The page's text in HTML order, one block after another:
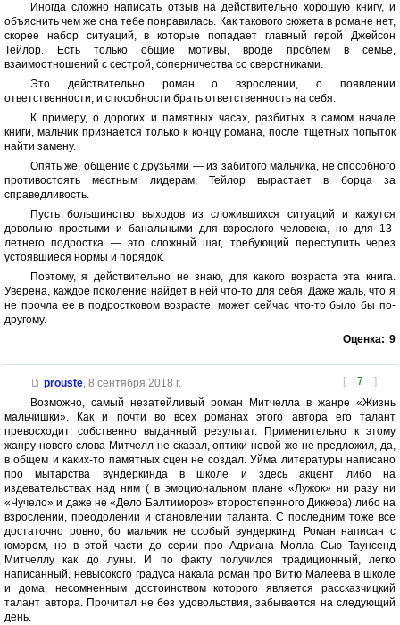
Иногда сложно написать отзыв на действительно хорошую книгу, и
объяснить чем же она тебе понравилась. Как такового сюжета в романе нет,
скорее набор ситуаций, в которые попадает главный герой Джейсон
Тейлор. Есть только общие мотивы, вроде проблем в семье,
взаимоотношений с сестрой, соперничества со сверстниками.
Это действительно роман о взрослении, о появлении
ответственности, и способности брать ответственность на себя.
К примеру, о дорогих и памятных часах, разбитых в самом начале
книги, мальчик признается только к концу романа, после тщетных попыток
найти замену.
Опять же, общение с друзьями — из забитого мальчика, не способного
противостоять местным лидерам, Тейлор вырастает в борца за
справедливость.
Пусть большинство выходов из сложившихся ситуаций и кажутся
довольно простыми и банальными для взрослого человека, но для 13-
летнего подростка — это сложный шаг, требующий переступить через
устоявшиеся нормы и порядок.
Поэтому, я действительно не знаю, для какого возраста эта книга.
Уверена, каждое поколение найдет в ней что-то для себя. Даже жаль, что я
не прочла ее в подростковом возрасте, может сейчас что-то было бы по-
другому.
Оценка: 9
[ 7 ]
prouste, 8 сентября 2018 г.
Возможно, самый незатейливый роман Митчелла в жанре «Жизнь
мальчишки». Как и почти во всех романах этого автора его талант
превосходит собственно выданный результат. Применительно к этому
жанру нового слова Митчелл не сказал, оптики новой же не предложил, да,
в общем и каких-то памятных сцен не создал. Уйма литературы написано
про мытарства вундеркинда в школе и здесь акцент либо на
издевательствах над ним ( в эмоциональном плане «Лужок» ни разу ни
«Чучело» и даже не «Дело Балтиморов» второстепенного Диккера) либо на
взрослении, преодолении и становлении таланта. С последним тоже все
достаточно ровно, бо мальчик не особый вундеркинд. Роман написан с
юмором, но в этой части до серии про Адриана Молла Сью Таунсенд
Митчеллу как до луны. И по факту получился традиционный, легко
написанный, невысокого градуса накала роман про Витю Малеева в школе
и дома, несомненным достоинством которого является рассказчицкий
талант автора. Прочитал не без удовольствия, забывается на следующий
день.